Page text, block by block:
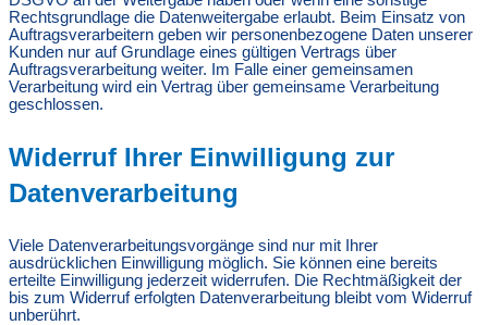
Rechtsgrundlage die Datenweitergabe erlaubt. Beim Einsatz von
Auftragsverarbeitern geben wir personenbezogene Daten unserer
Kunden nur auf Grundlage eines gültigen Vertrags über
Auftragsverarbeitung weiter. Im Falle einer gemeinsamen
Verarbeitung wird ein Vertrag über gemeinsame Verarbeitung
geschlossen.
Widerruf Ihrer Einwilligung zur
Datenverarbeitung
Viele Datenverarbeitungsvorgänge sind nur mit Ihrer
ausdrücklichen Einwilligung möglich. Sie können eine bereits
erteilte Einwilligung jederzeit widerrufen. Die Rechtmäßigkeit der
bis zum Widerruf erfolgten Datenverarbeitung bleibt vom Widerruf
unberührt.